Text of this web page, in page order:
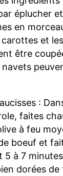
éplucher
en
et
être
:
faites
à feu
boeuf et
5 à 7
dorées de